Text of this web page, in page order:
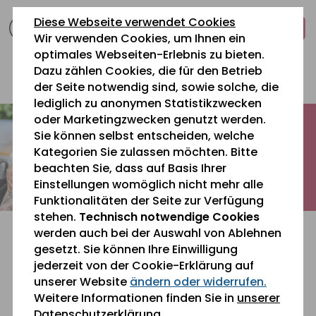
Diese Webseite verwendet Cookies
Wir verwenden Cookies, um Ihnen ein
optimales Webseiten-Erlebnis zu bieten.
Dazu zählen Cookies, die für den Betrieb
der Seite notwendig sind, sowie solche, die
lediglich zu anonymen Statistikzwecken
oder Marketingzwecken genutzt werden.
Sie können selbst entscheiden, welche
Kategorien Sie zulassen möchten. Bitte
beachten Sie, dass auf Basis Ihrer
Einstellungen womöglich nicht mehr alle
Funktionalitäten der Seite zur Verfügung
stehen. Technisch notwendige Cookies
werden auch bei der Auswahl von Ablehnen
gesetzt. Sie können Ihre Einwilligung
jederzeit von der Cookie-Erklärung auf
unserer Website ändern oder widerrufen.
Weitere Informationen finden Sie in unserer
zum
Inhalt
springen
zur
Navigation
springen
zum
Fußbereich
springen
0 26 42 40 60
Sie befinden sich gerade hier: